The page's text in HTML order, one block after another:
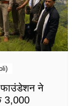
फाउंडेशन ने
3,000